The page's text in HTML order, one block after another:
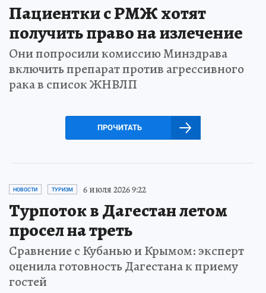
Пациентки с РМЖ хотят
получить право на излечение
Они попросили комиссию Минздрава
включить препарат против агрессивного
рака в список ЖНВЛП
ПРОЧИТАТЬ
НОВОСТИ ТУРИЗМ 6 июля 2026 9:22
Турпоток в Дагестан летом
просел на треть
Сравнение с Кубанью и Крымом: эксперт
оценила готовность Дагестана к приему
гостей